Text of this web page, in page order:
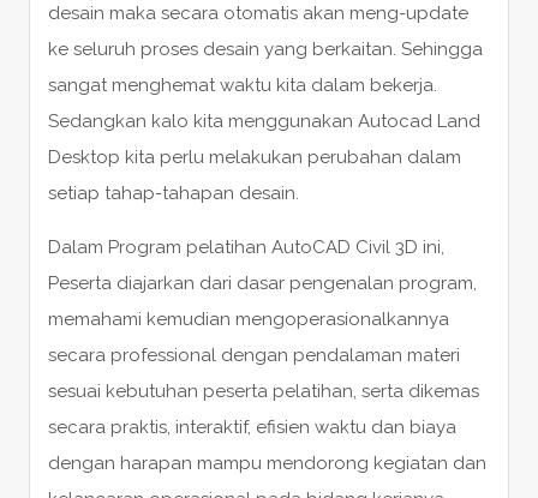
desain maka secara otomatis akan meng-update
ke seluruh proses desain yang berkaitan. Sehingga
sangat menghemat waktu kita dalam bekerja.
Sedangkan kalo kita menggunakan Autocad Land
Desktop kita perlu melakukan perubahan dalam
setiap tahap-tahapan desain.
Dalam Program pelatihan AutoCAD Civil 3D ini,
Peserta diajarkan dari dasar pengenalan program,
memahami kemudian mengoperasionalkannya
secara professional dengan pendalaman materi
sesuai kebutuhan peserta pelatihan, serta dikemas
secara praktis, interaktif, efisien waktu dan biaya
dengan harapan mampu mendorong kegiatan dan